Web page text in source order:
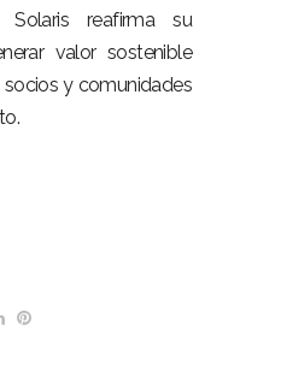
reafirma su
valor sostenible
socios y comunidades